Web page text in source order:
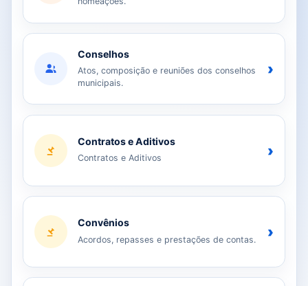
Conselhos
Atos, composição e reuniões dos conselhos
municipais.
›
Contratos e Aditivos
Contratos e Aditivos ›
Convênios
Acordos, repasses e prestações de contas. ›